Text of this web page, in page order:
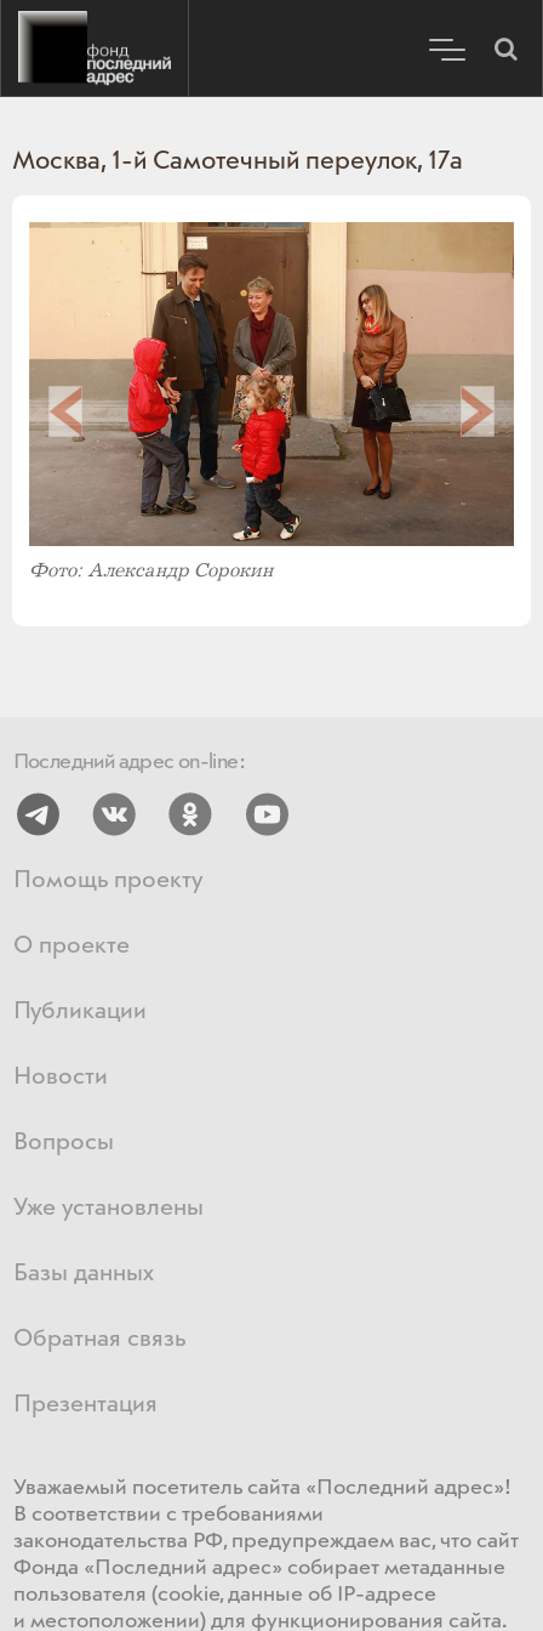
Москва, 1-й Самотечный переулок, 17а
Фото: Александр Сорокин
Последний адрес on-line:
Помощь проекту
О проекте
Публикации
Новости
Вопросы
Уже установлены
Базы данных
Обратная связь
Презентация
Уважаемый посетитель сайта «Последний адрес»!
В соответствии с требованиями
законодательства РФ, предупреждаем вас, что сайт
Фонда «Последний адрес» собирает метаданные
пользователя (cookie, данные об IP-адресе
и местоположении) для функционирования сайта​.